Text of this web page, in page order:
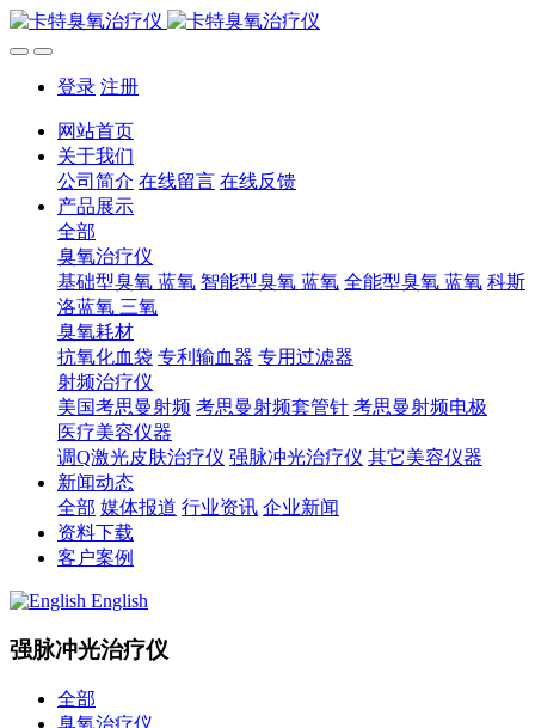
登录 注册
网站首页
关于我们
公司简介 在线留言 在线反馈
产品展示
全部
臭氧治疗仪
基础型臭氧 蓝氧 智能型臭氧 蓝氧 全能型臭氧 蓝氧 科斯
洛蓝氧 三氧
臭氧耗材
抗氧化血袋 专利输血器 专用过滤器
射频治疗仪
美国考思曼射频 考思曼射频套管针 考思曼射频电极
医疗美容仪器
调Q激光皮肤治疗仪 强脉冲光治疗仪 其它美容仪器
新闻动态
全部 媒体报道 行业资讯 企业新闻
资料下载
客户案例
English
强脉冲光治疗仪
全部